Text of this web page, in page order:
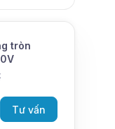
tròn
Tư vấn